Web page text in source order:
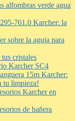
alfombras verde agua
761.0 Karcher: la
sobre la aguja para
cristales
Karcher SC4
15m Karcher:
tu limpieza!
Karcher en
de bañera